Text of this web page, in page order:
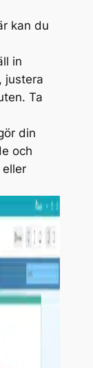
kan du
in
justera
Ta
din
och